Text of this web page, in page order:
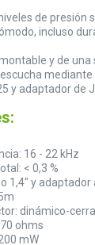
de presión
incluso
y de una
mediante
y adaptador de
16 - 22 kHz
< 0,3 %
1,4" y adaptador
dinámico-
ohms
mW